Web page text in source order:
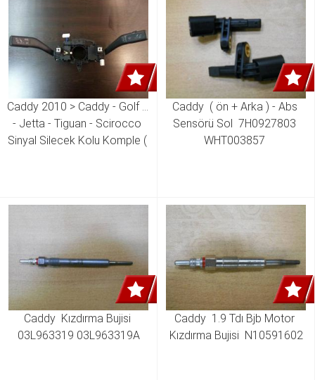
Caddy 2010 > Caddy - Golf 6
- Jetta - Tiguan - Scirocco
Sinyal Silecek Kolu Komple (
Caddy  ( ön + Arka ) - Abs
Sensörü Sol  7H0927803
WHT003857
Caddy  Kızdırma Bujisi
03L963319 03L963319A
Caddy  1.9 Tdı Bjb Motor
Kızdırma Bujisi  N10591602